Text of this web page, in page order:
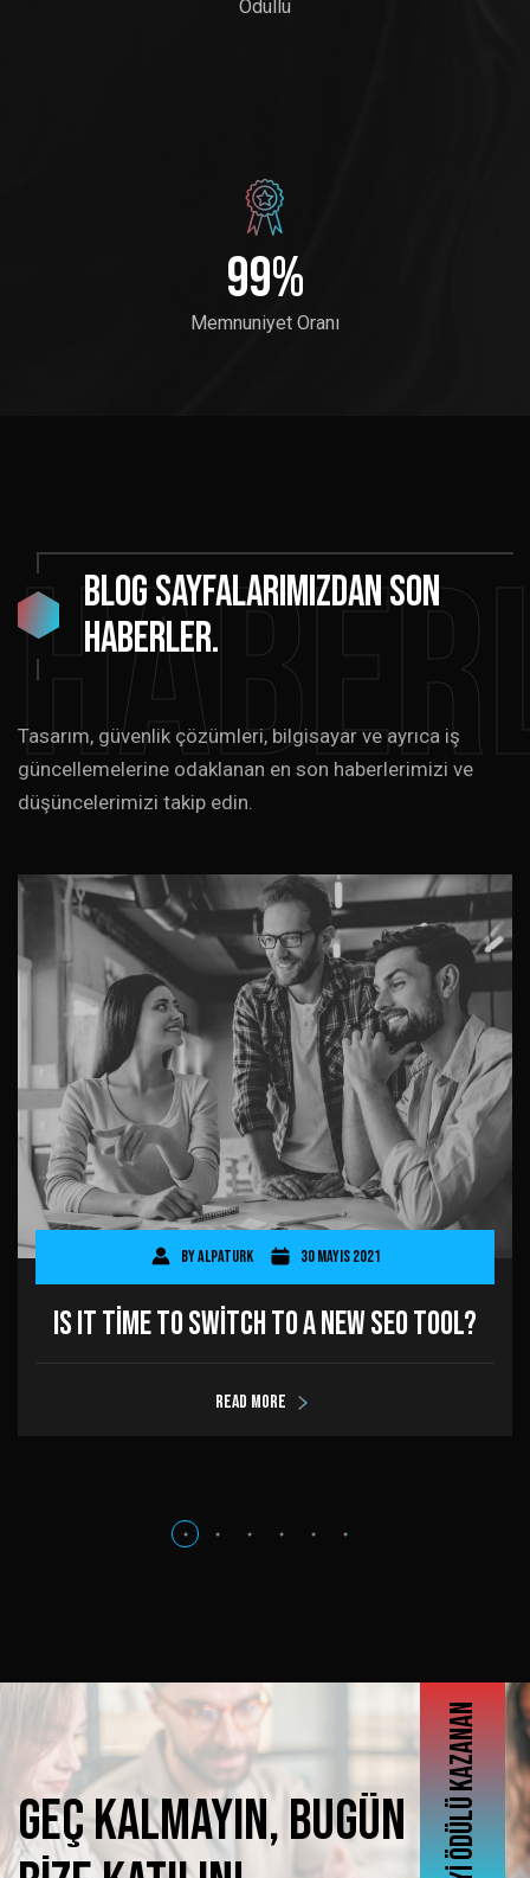
Ödüllü
100%
Memnuniyet Oranı
BlogsayfalarımızdanSON
HABERLER.
Tasarım, güvenlik çözümleri, bilgisayar ve ayrıca iş
güncellemelerine odaklanan en son haberlerimizi ve
düşüncelerimizi takip edin.
ByAlpaTurk 30 Mayıs 2021
Is It Time to Switch to a New SEO Tool?
Read more
En iyi ödülü kazanan
Geçkalmayın,bugün